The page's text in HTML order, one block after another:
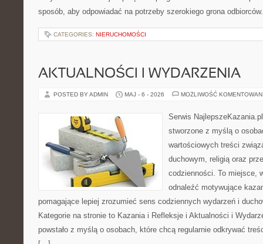
sposób, aby odpowiadać na potrzeby szerokiego grona
CATEGORIES: NIERUCHOMOŚCI
AKTUALNOŚCI I WYDARZENIA
POSTED BY ADMIN MAJ - 6 - 2026 MOŻLIWOŚĆ
Serwis
stworzone z myślą o
wartościowych treści
duchowym, religią oraz
codzienności. To miejsce,
odnaleźć motywujące
pomagające lepiej zrozumieć sens codziennych wydarzeń i
Kategorie na stronie to Kazania i Refleksje i Aktualności i
powstało z myślą o osobach, które chcą regularnie odkrywać